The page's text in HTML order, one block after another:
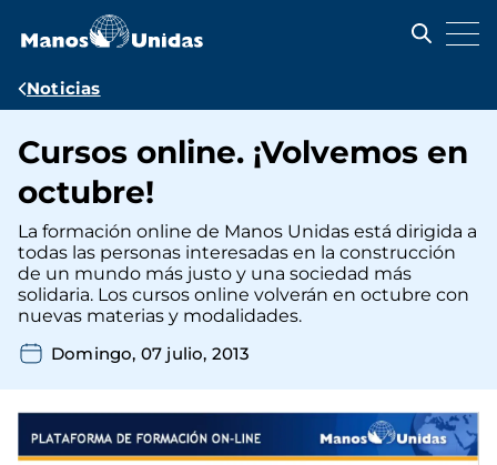
contenido
Ruta
navegación
Noticias
Cursos online. ¡Volvemos en
octubre!
La formación online de Manos Unidas está dirigida a
todas las personas interesadas en la construcción
de un mundo más justo y una sociedad más
solidaria. Los cursos online volverán en octubre con
nuevas materias y modalidades.
Domingo, 07 julio, 2013